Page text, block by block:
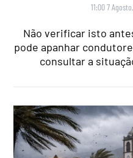
11:00 7
Não verificar isto
pode apanhar
consultar a